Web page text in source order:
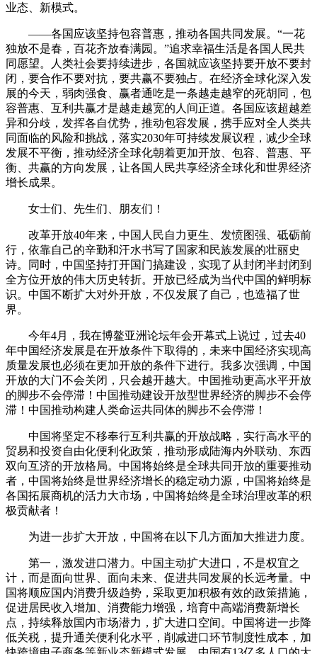
业态、新模式。
——各国应该坚持包容普惠，推动各国共同发展。“一花
独放不是春，百花齐放春满园。”追求幸福生活是各国人民共
同愿望。人类社会要持续进步，各国就应该坚持要开放不要封
闭，要合作不要对抗，要共赢不要独占。在经济全球化深入发
展的今天，弱肉强食、赢者通吃是一条越走越窄的死胡同，包
容普惠、互利共赢才是越走越宽的人间正道。各国应该超越差
异和分歧，发挥各自优势，推动包容发展，携手应对全人类共
同面临的风险和挑战，落实2030年可持续发展议程，减少全球
发展不平衡，推动经济全球化朝着更加开放、包容、普惠、平
衡、共赢的方向发展，让各国人民共享经济全球化和世界经济
增长成果。
女士们、先生们、朋友们！
改革开放40年来，中国人民自力更生、发愤图强、砥砺前
行，依靠自己的辛勤和汗水书写了国家和民族发展的壮丽史
诗。同时，中国坚持打开国门搞建设，实现了从封闭半封闭到
全方位开放的伟大历史转折。开放已经成为当代中国的鲜明标
识。中国不断扩大对外开放，不仅发展了自己，也造福了世
界。
今年4月，我在博鳌亚洲论坛年会开幕式上说过，过去40
年中国经济发展是在开放条件下取得的，未来中国经济实现高
质量发展也必须在更加开放的条件下进行。我多次强调，中国
开放的大门不会关闭，只会越开越大。中国推动更高水平开放
的脚步不会停滞！中国推动建设开放型世界经济的脚步不会停
滞！中国推动构建人类命运共同体的脚步不会停滞！
中国将坚定不移奉行互利共赢的开放战略，实行高水平的
贸易和投资自由化便利化政策，推动形成陆海内外联动、东西
双向互济的开放格局。中国将始终是全球共同开放的重要推动
者，中国将始终是世界经济增长的稳定动力源，中国将始终是
各国拓展商机的活力大市场，中国将始终是全球治理改革的积
极贡献者！
为进一步扩大开放，中国将在以下几方面加大推进力度。
第一，激发进口潜力。中国主动扩大进口，不是权宜之
计，而是面向世界、面向未来、促进共同发展的长远考量。中
国将顺应国内消费升级趋势，采取更加积极有效的政策措施，
促进居民收入增加、消费能力增强，培育中高端消费新增长
点，持续释放国内市场潜力，扩大进口空间。中国将进一步降
低关税，提升通关便利化水平，削减进口环节制度性成本，加